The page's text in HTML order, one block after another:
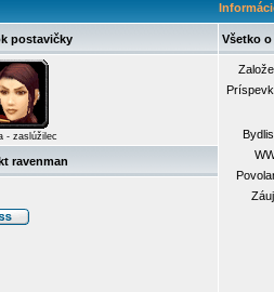
postavičky Všetko
- zaslúžilec
ravenman